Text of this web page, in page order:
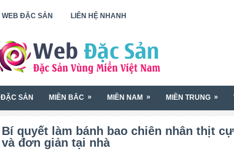
WEB ĐẶC SẢN LIÊN HỆ NHANH
ĐẶC SẢN MIỀN BẮC » MIỀN NAM » MIỀN TRUNG »
Bí quyết làm bánh bao chiên nhân thịt
và đơn giản tại nhà